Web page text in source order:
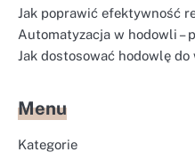
Jak poprawić efektywność
Automatyzacja w hodowli –
Jak dostosować hodowlę do
Menu
Kategorie